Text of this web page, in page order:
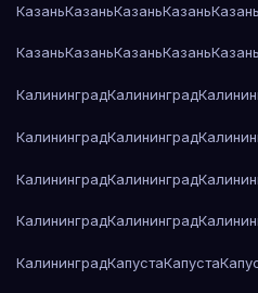
КазаньКазаньКазаньКазаньКазань
КазаньКазаньКазаньКазаньКазань
КалининградКалининград
КалининградКалининград
КалининградКалининград
КалининградКалининград
КалининградКапустаКапуста